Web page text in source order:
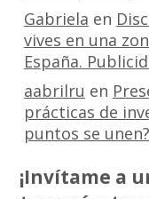
Gabriela en
vives en una
España.
aabrilru en
prácticas de
puntos se unen?
¡Invítame a